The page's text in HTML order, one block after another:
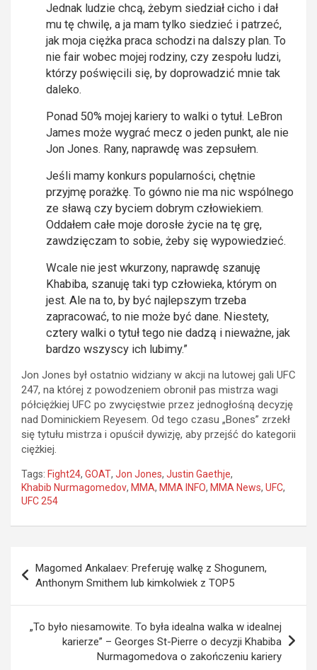
Jednak ludzie chcą, żebym siedział cicho i dał
mu tę chwilę, a ja mam tylko siedzieć i patrzeć,
jak moja ciężka praca schodzi na dalszy plan. To
nie fair wobec mojej rodziny, czy zespołu ludzi,
którzy poświęcili się, by doprowadzić mnie tak
daleko.
Ponad 50% mojej kariery to walki o tytuł. LeBron
James może wygrać mecz o jeden punkt, ale nie
Jon Jones. Rany, naprawdę was zepsułem.
Jeśli mamy konkurs popularności, chętnie
przyjmę porażkę. To gówno nie ma nic wspólnego
ze sławą czy byciem dobrym człowiekiem.
Oddałem całe moje dorosłe życie na tę grę,
zawdzięczam to sobie, żeby się wypowiedzieć.
Wcale nie jest wkurzony, naprawdę szanuję
Khabiba, szanuję taki typ człowieka, którym on
jest. Ale na to, by być najlepszym trzeba
zapracować, to nie może być dane. Niestety,
cztery walki o tytuł tego nie dadzą i nieważne, jak
bardzo wszyscy ich lubimy.”
Jon Jones był ostatnio widziany w akcji na lutowej gali UFC
247, na której z powodzeniem obronił pas mistrza wagi
półciężkiej UFC po zwycięstwie przez jednogłośną decyzję
nad Dominickiem Reyesem. Od tego czasu „Bones” zrzekł
się tytułu mistrza i opuścił dywizję, aby przejść do kategorii
ciężkiej.
Tags: Fight24, GOAT, Jon Jones, Justin Gaethje,
Khabib Nurmagomedov, MMA, MMA INFO, MMA News, UFC,
UFC 254
wpisu
Magomed Ankalaev: Preferuję walkę z Shogunem,
Anthonym Smithem lub kimkolwiek z TOP5
„To było niesamowite. To była idealna walka w idealnej
karierze” – Georges St-Pierre o decyzji Khabiba
Nurmagomedova o zakończeniu kariery